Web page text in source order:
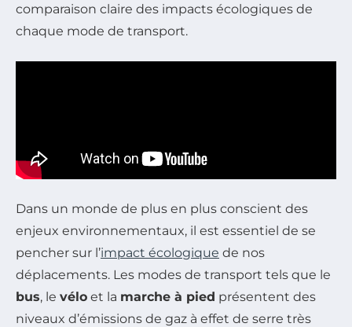
comparaison claire des impacts écologiques de
chaque mode de transport.
Dans un monde de plus en plus conscient des
enjeux environnementaux, il est essentiel de se
pencher sur l’impact écologique de nos
déplacements. Les modes de transport tels que le
bus, le vélo et la marche à pied présentent des
niveaux d’émissions de gaz à effet de serre très